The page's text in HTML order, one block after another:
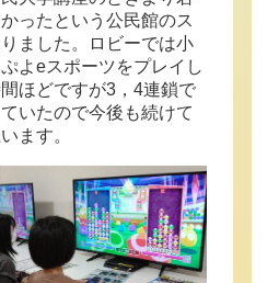
ったという公民館のス
ました。ロビーでは小
よeスポーツをプレイし
ほどですが3，4連鎖で
いたので今後も続けて
ます。